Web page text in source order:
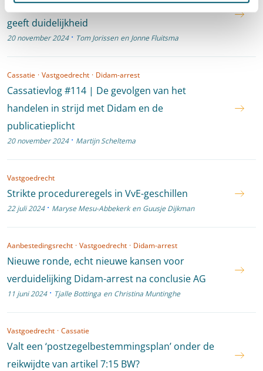
Verjaring van publieke grond: de Hoge Raad
geeft duidelijkheid
20 november 2024 · Tom Jorissen en Jonne Fluitsma
Cassatie · Vastgoedrecht · Didam-arrest
Cassatievlog #114 | De gevolgen van het
handelen in strijd met Didam en de
publicatieplicht
20 november 2024 · Martijn Scheltema
Vastgoedrecht
Strikte procedureregels in VvE-geschillen
22 juli 2024 · Maryse Mesu-Abbekerk en Guusje Dijkman
Aanbestedingsrecht · Vastgoedrecht · Didam-arrest
Nieuwe ronde, echt nieuwe kansen voor
verduidelijking Didam-arrest na conclusie AG
11 juni 2024 · Tjalle Bottinga en Christina Muntinghe
Vastgoedrecht · Cassatie
Valt een ‘postzegelbestemmingsplan’ onder de
reikwijdte van artikel 7:15 BW?